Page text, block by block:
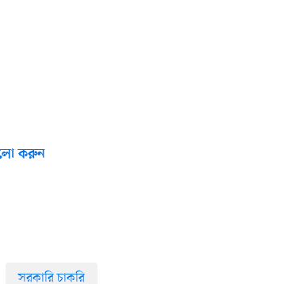
করুন
সরকারি চাকরি